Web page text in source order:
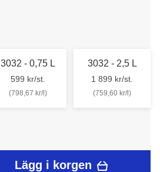
3032 - 0,75 L
599 kr/st.
(798,67 kr/l)
3032 - 2,5 L
1 899 kr/st.
(759,60 kr/l)
Lägg i korgen